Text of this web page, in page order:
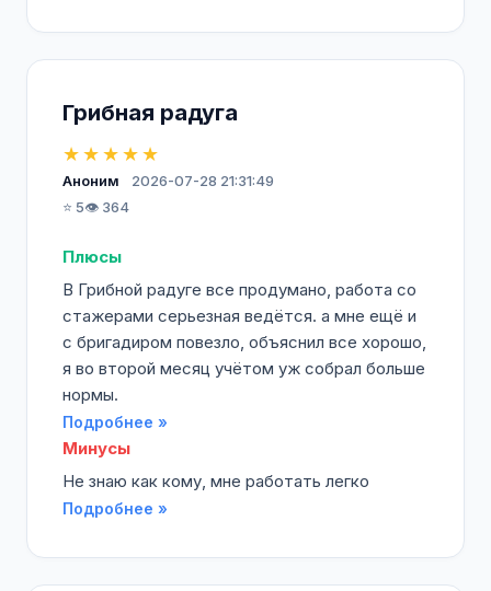
Грибная радуга
★★★★★
Аноним
2026-07-28 21:31:49
⭐ 5👁️ 364
Плюсы
В Грибной радуге все продумано, работа со
стажерами серьезная ведётся. а мне ещё и
с бригадиром повезло, объяснил все хорошо,
я во второй месяц учётом уж собрал больше
нормы.
Подробнее »
Минусы
Не знаю как кому, мне работать легко
Подробнее »